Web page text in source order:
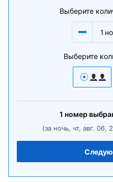
Выберите
1
Выберите
1 номер
(за ночь, чт, авг. 06,